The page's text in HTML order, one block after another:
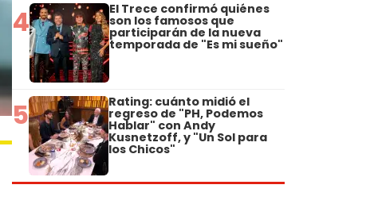
4 El Trece confirmó quiénes
son los famosos que
participarán de la nueva
temporada de "Es mi sueño"
5 Rating: cuánto midió el
regreso de "PH, Podemos
Hablar" con Andy
Kusnetzoff, y "Un Sol para
los Chicos"